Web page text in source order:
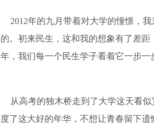
2012年的九月带着对大学的憧憬，
的。初来民生，这和我的想象有了差
年，我们每一个民生学子看着它一步
从高考的独木桥走到了大学这天看似
度了这大好的年华，不想让青春留下